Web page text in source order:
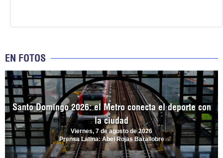
EN FOTOS
Santo Domingo 2026: el Metro conecta el deporte con
la ciudad
Viernes, 7 de agosto de 2026
Prensa Latina: Abel Rojas Barallobre